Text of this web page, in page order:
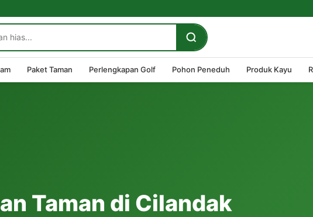
Paket Taman Perlengkapan Golf Pohon Peneduh Produk Kayu
Taman di Cilandak